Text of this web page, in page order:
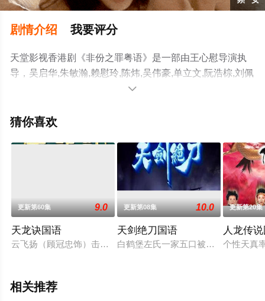
剧情介绍 我要评分
天堂影视香港剧《非份之罪粤语》是一部由王心慰导演执
导，吴启华,朱敏瀚,赖慰玲,陈炜,吴伟豪,单立文,阮浩棕,刘佩
玥,徐荣,何沛珈,贝安琪,戴祖仪,游嘉欣,江嘉敏,韦家雄,郑子
韵姿,吴沚默,叶靖仪,唐嘉麟,张翼东,等演员精彩演绎的中国
全集就上天堂电影网，更多相关信息可移步至豆瓣电视
剧、电视猫或剧情网等平台了解。

猜你喜欢
更新第60集 9.0
天龙诀国语
云飞扬（顾冠忠饰）击毙独孤无敌后归隐，但江湖并未从此平
更新第08集 10.0
天剑绝刀国语
白鹤堡左氏一家五口被十八门派追杀
更新第20集
人龙传
个性天真
相关推荐